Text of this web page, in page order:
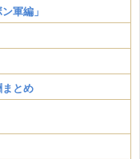
軍編」
とめ